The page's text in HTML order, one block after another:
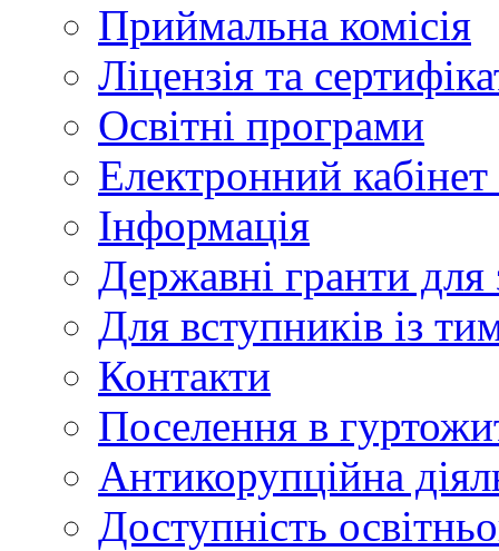
Приймальна комісія
Ліцензія та
Освітні програми
Електронний
Інформація
Державні гранти для
Для вступників із
Контакти
Поселення в
Антикорупційна
Доступність